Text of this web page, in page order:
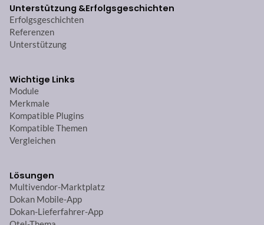
Unterstützung &Erfolgsgeschichten
Erfolgsgeschichten
Referenzen
Unterstützung
Wichtige Links
Module
Merkmale
Kompatible Plugins
Kompatible Themen
Vergleichen
Lösungen
Multivendor-Marktplatz
Dokan Mobile-App
Dokan-Lieferfahrer-App